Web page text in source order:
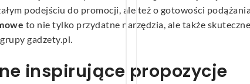
podejściu do promocji, ale też o gotowości
to nie tylko przydatne narzędzia, ale także
gadzety.pl.
inspirujące propozycje